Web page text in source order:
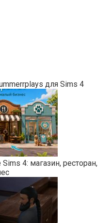
для Sims 4
4: магазин, ресторан,